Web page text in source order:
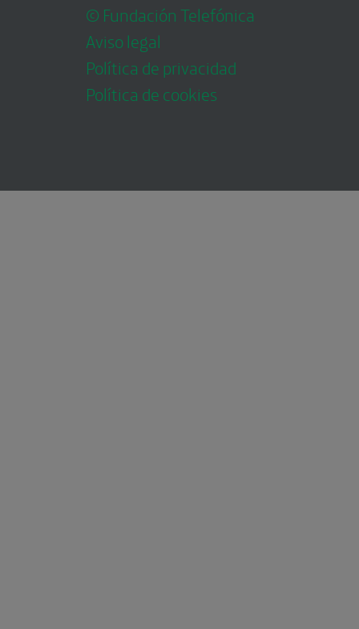
© Fundación Telefónica
Aviso legal
Política de privacidad
Política de cookies